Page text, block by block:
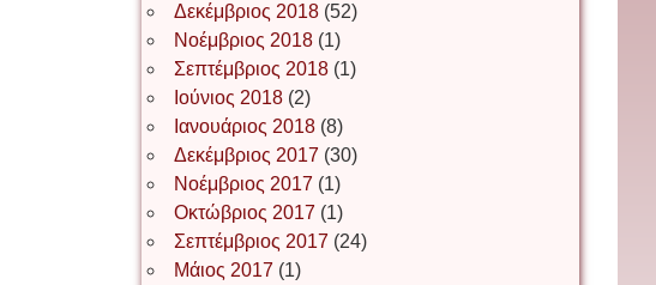
Νίκος Λυγερός
Іван Буртик
Іван Наконечний
Δεκέμβριος 2018 (52)
Νοέμβριος 2018 (1)
Σεπτέμβριος 2018 (1)
Ιούνιος 2018 (2)
Ιανουάριος 2018 (8)
Δεκέμβριος 2017 (30)
Νοέμβριος 2017 (1)
Οκτώβριος 2017 (1)
Σεπτέμβριος 2017 (24)
Μάιος 2017 (1)